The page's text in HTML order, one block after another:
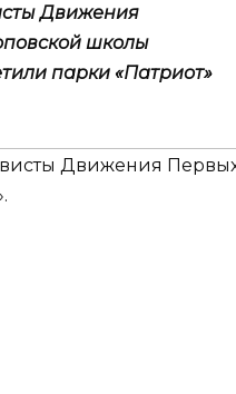
Движения
школы
парки «Патриот»